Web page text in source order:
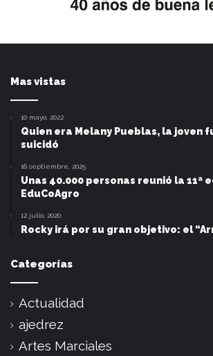
Mas vistas
10 mayo, 2022
Quien era Melany Pueblas, la joven
suicidó
16 septiembre, 2025
Unas 40.000 personas reunió la 11ª
EduCoAgro
12 julio, 2020
Rocky irá por su gran objetivo: el
Categorías
Actualidad
ajedrez
Artes Marciales